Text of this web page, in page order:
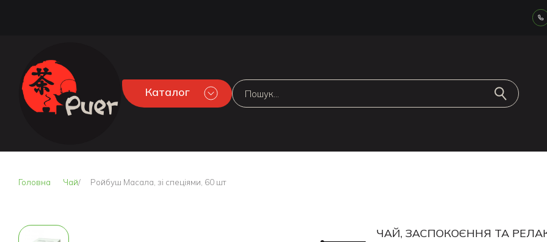
Каталог
Головна Чай Ройбуш Масала, зі спеціями, 60 шт
ЧАЙ, ЗАСПОКОЄННЯ ТА